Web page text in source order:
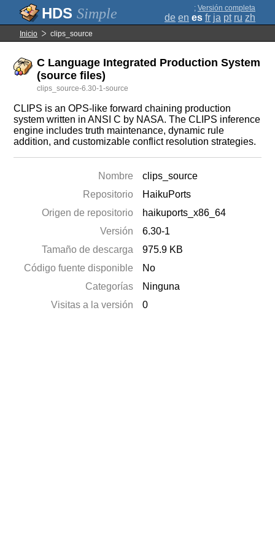
Simple ; Versión completa
de en es fr ja pt ru zh
Inicio clips_source
C Language Integrated Production System
(source files)
clips_source-6.30-1-source
CLIPS is an OPS-like forward chaining production
system written in ANSI C by NASA. The CLIPS inference
engine includes truth maintenance, dynamic rule
addition, and customizable conflict resolution strategies.
Nombre
clips_source
Repositorio
HaikuPorts
Origen de repositorio
haikuports_x86_64
Versión
6.30-1
Tamaño de descarga
975.9 KB
Código fuente disponible
No
Categorías
Ninguna
Visitas a la versión
0